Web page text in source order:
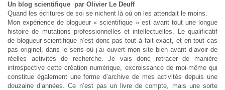
Un blog scientifique par Olivier Le Deuff
Quand les écritures de soi se nichent là où on les attendait le moins.
Mon expérience de blogueur « scientifique » est avant tout une longue
histoire de mutations professionnelles et intellectuelles. Le qualificatif
de blogueur scientifique n’est donc pas tout à fait exact, et en tout cas
pas originel, dans le sens où j’ai ouvert mon site bien avant d’avoir de
réelles activités de recherche. Je vais donc retracer de manière
introspective cette création numérique, excroissance de moi-même qui
constitue également une forme d’archive de mes activités depuis une
douzaine d’années. Ce n’est pas un livre de compte, mais une sorte